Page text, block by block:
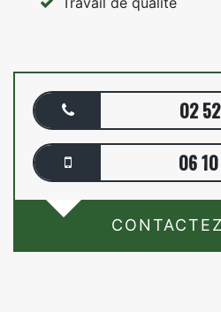
02
06